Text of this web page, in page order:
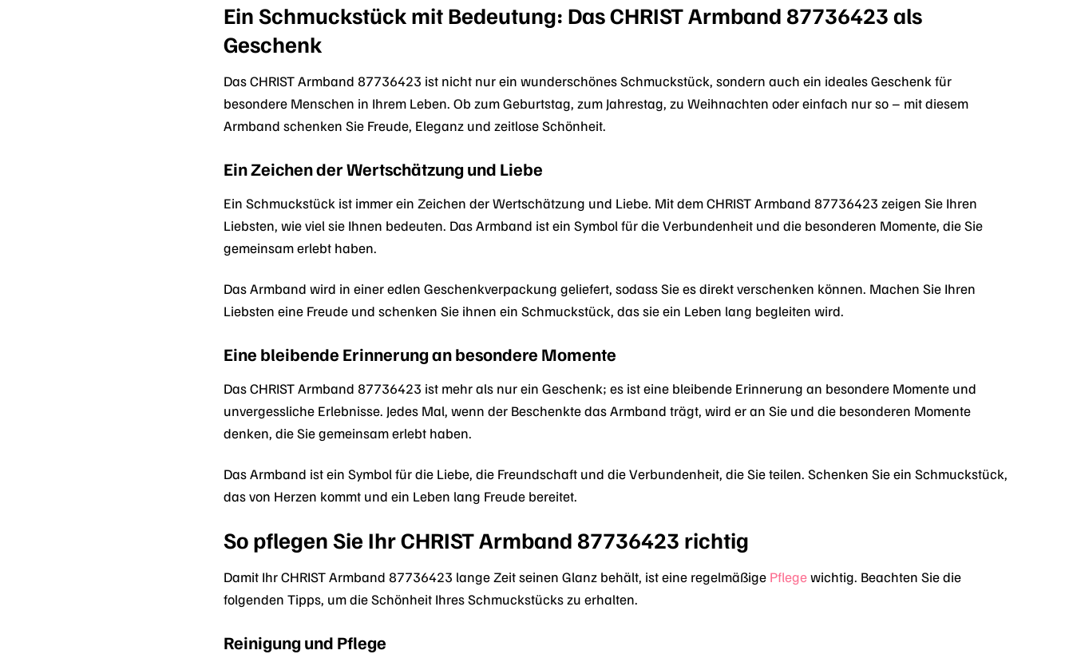
Ein Schmuckstück mit Bedeutung: Das CHRIST Armband 87736423 als
Geschenk
Das CHRIST Armband 87736423 ist nicht nur ein wunderschönes Schmuckstück, sondern auch ein ideales Geschenk für
besondere Menschen in Ihrem Leben. Ob zum Geburtstag, zum Jahrestag, zu Weihnachten oder einfach nur so – mit diesem
Armband schenken Sie Freude, Eleganz und zeitlose Schönheit.
Ein Zeichen der Wertschätzung und Liebe
Ein Schmuckstück ist immer ein Zeichen der Wertschätzung und Liebe. Mit dem CHRIST Armband 87736423 zeigen Sie Ihren
Liebsten, wie viel sie Ihnen bedeuten. Das Armband ist ein Symbol für die Verbundenheit und die besonderen Momente, die Sie
gemeinsam erlebt haben.
Das Armband wird in einer edlen Geschenkverpackung geliefert, sodass Sie es direkt verschenken können. Machen Sie Ihren
Liebsten eine Freude und schenken Sie ihnen ein Schmuckstück, das sie ein Leben lang begleiten wird.
Eine bleibende Erinnerung an besondere Momente
Das CHRIST Armband 87736423 ist mehr als nur ein Geschenk; es ist eine bleibende Erinnerung an besondere Momente und
unvergessliche Erlebnisse. Jedes Mal, wenn der Beschenkte das Armband trägt, wird er an Sie und die besonderen Momente
denken, die Sie gemeinsam erlebt haben.
Das Armband ist ein Symbol für die Liebe, die Freundschaft und die Verbundenheit, die Sie teilen. Schenken Sie ein Schmuckstück,
das von Herzen kommt und ein Leben lang Freude bereitet.
So pflegen Sie Ihr CHRIST Armband 87736423 richtig
Damit Ihr CHRIST Armband 87736423 lange Zeit seinen Glanz behält, ist eine regelmäßige Pflegewichtig. Beachten Sie die
folgenden Tipps, um die Schönheit Ihres Schmuckstücks zu erhalten.
Reinigung und Pflege